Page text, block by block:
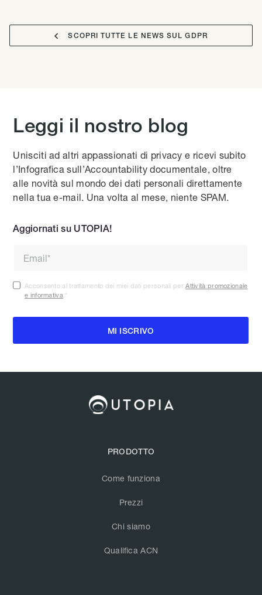
 SCOPRI TUTTE LE NEWS SUL GDPR
Leggi il nostro blog
Unisciti ad altri appassionati di privacy e ricevi subito
l’Infografica sull’Accountability documentale, oltre
alle novità sul mondo dei dati personali direttamente
nella tua e-mail. Una volta al mese, niente SPAM.
Aggiornati su UTOPIA!
Acconsento al trattamento dei miei dati personali perAttività promozionale
e informativa *
PRODOTTO
Come funziona
Prezzi
Chi siamo
Qualifica ACN